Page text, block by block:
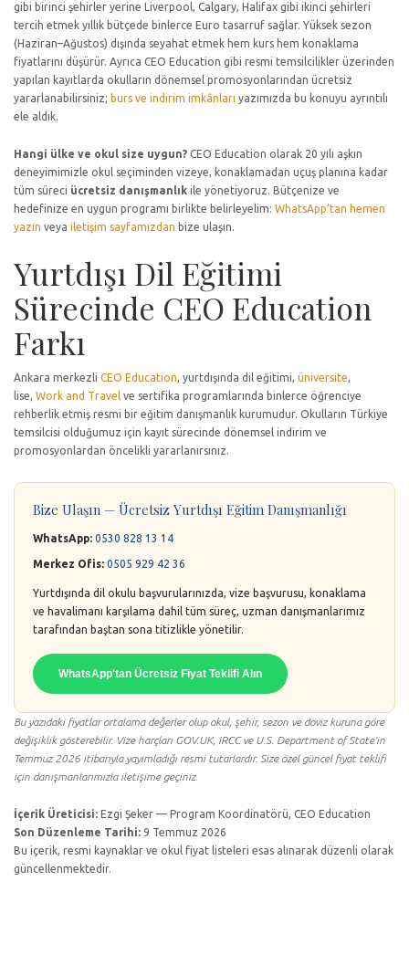
gibi birinci şehirler yerine Liverpool, Calgary, Halifax gibi ikinci şehirleri
tercih etmek yıllık bütçede binlerce Euro tasarruf sağlar. Yüksek sezon
(Haziran–Ağustos) dışında seyahat etmek hem kurs hem konaklama
fiyatlarını düşürür. Ayrıca CEO Education gibi resmi temsilcilikler üzerinden
yapılan kayıtlarda okulların dönemsel promosyonlarından ücretsiz
yararlanabilirsiniz; burs ve indirim imkânları yazımızda bu konuyu ayrıntılı
ele aldık.
Hangi ülke ve okul size uygun? CEO Education olarak 20 yılı aşkın
deneyimimizle okul seçiminden vizeye, konaklamadan uçuş planına kadar
tüm süreci ücretsiz danışmanlık ile yönetiyoruz. Bütçenize ve
hedefinize en uygun programı birlikte belirleyelim: WhatsApp'tan hemen
yazın veya iletişim sayfamızdan bize ulaşın.
Yurtdışı Dil Eğitimi
Sürecinde CEO Education
Farkı
Ankara merkezli CEO Education, yurtdışında dil eğitimi, üniversite,
lise, Work and Travel ve sertifika programlarında binlerce öğrenciye
rehberlik etmiş resmi bir eğitim danışmanlık kurumudur. Okulların Türkiye
temsilcisi olduğumuz için kayıt sürecinde dönemsel indirim ve
promosyonlardan öncelikli yararlanırsınız.
Bize Ulaşın — Ücretsiz Yurtdışı Eğitim Danışmanlığı
WhatsApp: 0530 828 13 14
Merkez Ofis: 0505 929 42 36
Yurtdışında dil okulu başvurularınızda, vize başvurusu, konaklama
ve havalimanı karşılama dahil tüm süreç, uzman danışmanlarımız
tarafından baştan sona titizlikle yönetilir.
WhatsApp'tan Ücretsiz Fiyat Teklifi Alın
Bu yazıdaki fiyatlar ortalama değerler olup okul, şehir, sezon ve döviz kuruna göre
değişiklik gösterebilir. Vize harçları GOV.UK, IRCC ve U.S. Department of State'in
Temmuz 2026 itibarıyla yayımladığı resmi tutarlardır. Size özel güncel fiyat teklifi
için danışmanlarımızla iletişime geçiniz.
İçerik Üreticisi: Ezgi Şeker — Program Koordinatörü, CEO Education
Son Düzenleme Tarihi: 9 Temmuz 2026
Bu içerik, resmi kaynaklar ve okul fiyat listeleri esas alınarak düzenli olarak
güncellenmektedir.